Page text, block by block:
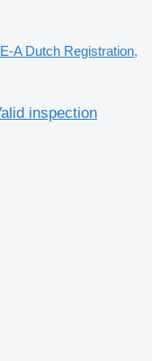
A Dutch Registration,
inspection